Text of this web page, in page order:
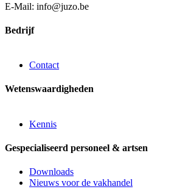
E-Mail: info@juzo.be
Bedrijf
Contact
Wetenswaardigheden
Kennis
Gespecialiseerd personeel & artsen
Downloads
Nieuws voor de vakhandel